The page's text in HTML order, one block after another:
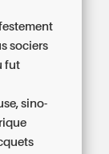
sociers
fut
sino-